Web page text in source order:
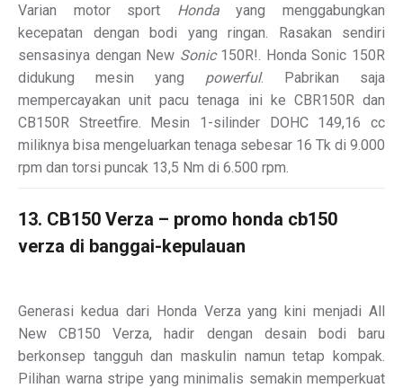
Varian motor sport Hondayang menggabungkan
kecepatan dengan bodi yang ringan. Rasakan sendiri
sensasinya dengan New Sonic150R!
. Honda Sonic 150R
didukung mesin yang powerful. Pabrikan saja
mempercayakan unit pacu tenaga ini ke CBR150R dan
CB150R Streetfire. Mesin 1-silinder DOHC 149,16 cc
miliknya bisa mengeluarkan tenaga sebesar 16 Tk di 9.000
rpm dan torsi puncak 13,5 Nm di 6.500 rpm.
13. CB150 Verza – promo honda cb150
verza di banggai-kepulauan
Generasi kedua dari Honda Verza yang kini menjadi All
New CB150 Verza, hadir dengan desain bodi baru
berkonsep tangguh dan maskulin namun tetap kompak.
Pilihan warna stripe yang minimalis semakin memperkuat